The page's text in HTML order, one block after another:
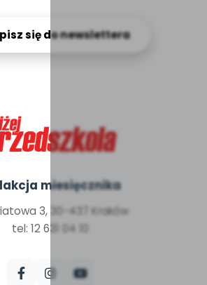
się do newslettera
miesięcznika
3, 30-437 Kraków
tel: 12 631 04 10